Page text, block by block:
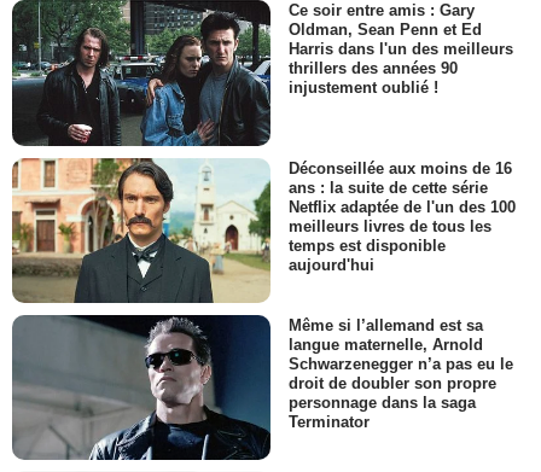
Ce soir entre amis : Gary
Oldman, Sean Penn et Ed
Harris dans l'un des meilleurs
thrillers des années 90
injustement oublié !
Déconseillée aux moins de 16
ans : la suite de cette série
Netflix adaptée de l'un des 100
meilleurs livres de tous les
temps est disponible
aujourd'hui
Même si l’allemand est sa
langue maternelle, Arnold
Schwarzenegger n’a pas eu le
droit de doubler son propre
personnage dans la saga
Terminator